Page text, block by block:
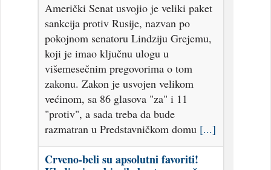
Američki Senat usvojio je veliki paket
sankcija protiv Rusije, nazvan po
pokojnom senatoru Lindziju Grejemu,
koji je imao ključnu ulogu u
višemesečnim pregovorima o tom
zakonu. Zakon je usvojen velikom
većinom, sa 86 glasova "za" i 11
"protiv", a sada treba da bude
razmatran u Predstavničkom domu [...]
Crveno-beli su apsolutni favoriti!